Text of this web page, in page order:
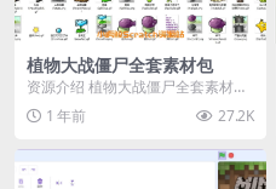
植物大战僵尸全套素材包
资源介绍 植物大战僵尸全套素材
包，包含227个丰富多样的素材，
涵盖角色、背景、动...
1 年前 27.2K